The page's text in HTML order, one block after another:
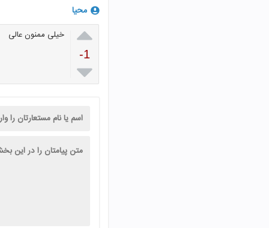
محیا

-1

خیلی ممنون عالی